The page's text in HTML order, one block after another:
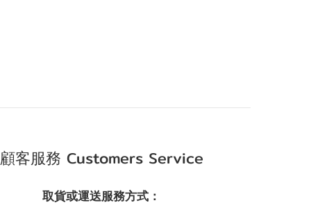
顧客服務 Customers Service
取貨或運送服務方式：